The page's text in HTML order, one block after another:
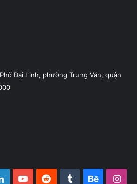
Đại Linh, phường Trung Văn, quận
LinkedInYouTubeRedditTumblrBehance